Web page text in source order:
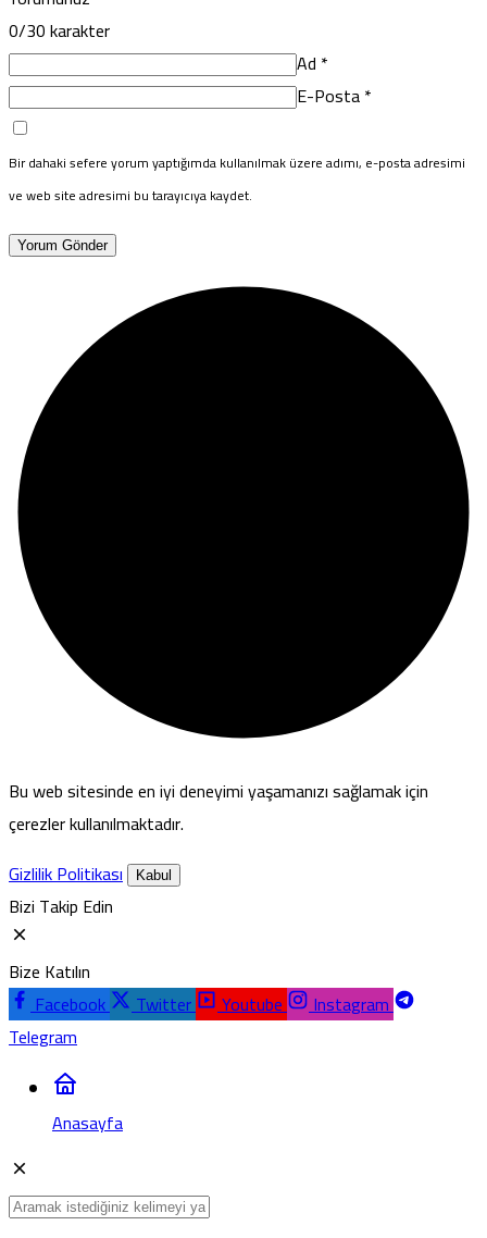
0/30 karakter
Ad *
E-Posta*
Bir dahaki sefere yorum yaptığımda kullanılmak üzere adımı, e-posta adresimi
ve web site adresimi bu tarayıcıya kaydet.
Yorum Gönder
Bu web sitesinde en iyi deneyimi yaşamanızı sağlamak için
çerezler kullanılmaktadır.
Gizlilik Politikası
Kabul
Bizi Takip Edin
Bize Katılın
Facebook
Twitter Youtube
Instagram
Telegram
Anasayfa